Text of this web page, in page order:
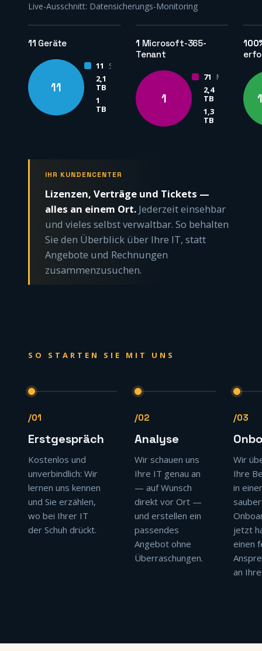
Live-Ausschnitt: Datensicherungs-Monitoring
11 Geräte
11
11
2,1
TB
ausgewählt
1
TB
1 Microsoft-365-
Tenant
1
71
2,4
TB
ausgewählt
1,3
TB
IHR KUNDENCENTER
Lizenzen, Verträge und Tickets —
alles an einem Ort. Jederzeit einsehbar
und vieles selbst verwaltbar. So behalten
Sie den Überblick über Ihre IT, statt
Angebote und Rechnungen
zusammenzusuchen.
SO STARTEN SIE MIT UNS
/01
Erstgespräch
Kostenlos und
unverbindlich: Wir
lernen uns kennen
und Sie erzählen,
wo bei Ihrer IT
der Schuh drückt.
/02
Analyse
Wir schauen uns
Ihre IT genau an
— auf Wunsch
direkt vor Ort —
und erstellen ein
passendes
Angebot ohne
Überraschungen.
/03
Wir
Ihre
in
jetzt
einen
an